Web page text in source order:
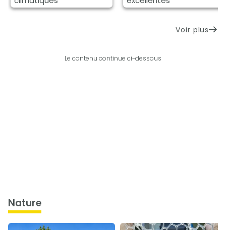
Voir plus
Le contenu continue ci-dessous
nature